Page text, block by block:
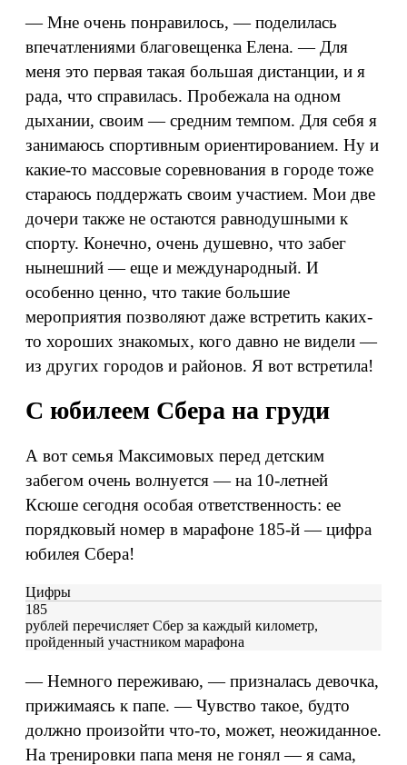
— Мне очень понравилось, — поделилась
впечатлениями благовещенка Елена. — Для
меня это первая такая большая дистанции, и я
рада, что справилась. Пробежала на одном
дыхании, своим — средним темпом. Для себя я
занимаюсь спортивным ориентированием. Ну и
какие-то массовые соревнования в городе тоже
стараюсь поддержать своим участием. Мои две
дочери также не остаются равнодушными к
спорту. Конечно, очень душевно, что забег
нынешний — еще и международный. И
особенно ценно, что такие большие
мероприятия позволяют даже встретить каких-
то хороших знакомых, кого давно не видели —
из других городов и районов. Я вот встретила!
С юбилеем Сбера на груди
А вот семья Максимовых перед детским
забегом очень волнуется — на 10-летней
Ксюше сегодня особая ответственность: ее
порядковый номер в марафоне 185-й — цифра
юбилея Сбера!
Цифры
185
рублей перечисляет Сбер за каждый километр,
пройденный участником марафона
— Немного переживаю, — призналась девочка,
прижимаясь к папе. — Чувство такое, будто
должно произойти что-то, может, неожиданное.
На тренировки папа меня не гонял — я сама,